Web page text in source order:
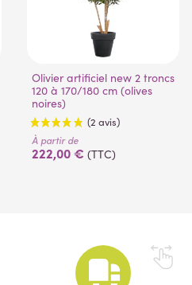
Olivier artificiel new 2 troncs
120 à 170/180 cm (olives
noires)
À partir de
222,00 € (TTC)